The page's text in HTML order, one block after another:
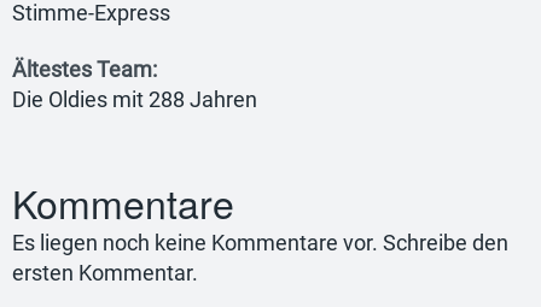
Stimme-Express
Ältestes Team:
Die Oldies mit 288 Jahren
Kommentare
Es liegen noch keine Kommentare vor. Schreibe den
ersten Kommentar.